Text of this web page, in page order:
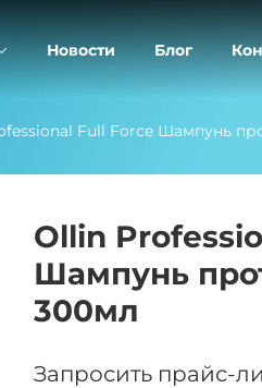
Новости Блог
Full Force Шампунь
Ollin
Шампунь
300мл
Запросить прайс-